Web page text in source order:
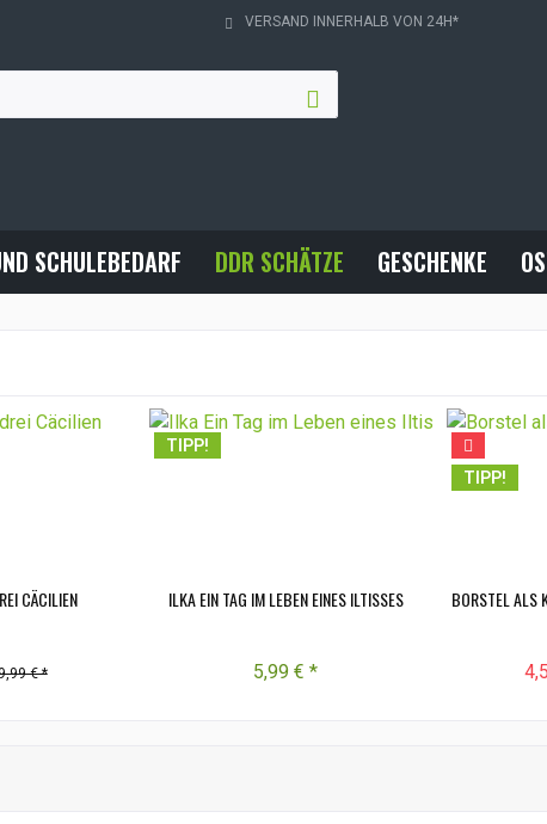
VERSAND INNERHALB VON 24H*
SCHULEBEDARF DDR SCHÄTZE GESCHENKE
CÄCILIEN
€ *
TIPP!
ILKA EIN TAG IM LEBEN EINES ILTISSES
5,99 € *
TIPP!
BORSTEL ALS